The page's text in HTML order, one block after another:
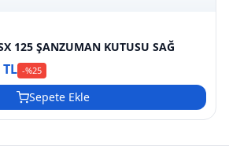
125 ŞANZUMAN KUTUSU SAĞ
-%25
Sepete Ekle